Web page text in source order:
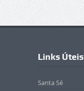
Links Úteis
Santa Sé